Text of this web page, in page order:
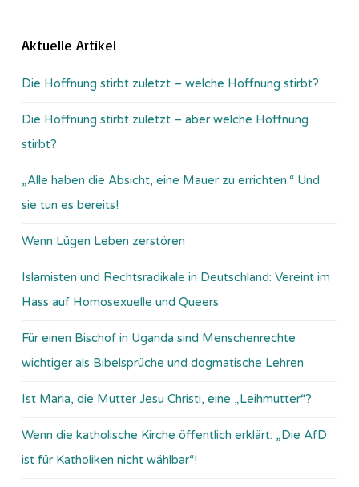
Aktuelle Artikel
Die Hoffnung stirbt zuletzt – welche Hoffnung stirbt?
Die Hoffnung stirbt zuletzt – aber welche Hoffnung
stirbt?
„Alle haben die Absicht, eine Mauer zu errichten.“ Und
sie tun es bereits!
Wenn Lügen Leben zerstören
Islamisten und Rechtsradikale in Deutschland: Vereint im
Hass auf Homosexuelle und Queers
Für einen Bischof in Uganda sind Menschenrechte
wichtiger als Bibelsprüche und dogmatische Lehren
Ist Maria, die Mutter Jesu Christi, eine „Leihmutter“?
Wenn die katholische Kirche öffentlich erklärt: „Die AfD
ist für Katholiken nicht wählbar“!